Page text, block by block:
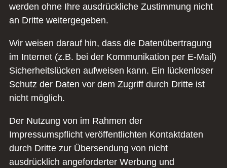
werden ohne Ihre ausdrückliche Zustimmung nicht
an Dritte weitergegeben.
Wir weisen darauf hin, dass die Datenübertragung
im Internet (z.B. bei der Kommunikation per E-Mail)
Sicherheitslücken aufweisen kann. Ein lückenloser
Schutz der Daten vor dem Zugriff durch Dritte ist
nicht möglich.
Der Nutzung von im Rahmen der
Impressumspflicht veröffentlichten Kontaktdaten
durch Dritte zur Übersendung von nicht
ausdrücklich angeforderter Werbung und